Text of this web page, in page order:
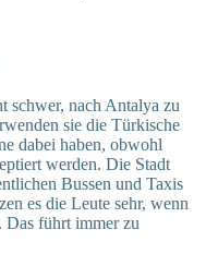
schwer, nach Antalya zu
sie die Türkische
dabei haben, obwohl
werden. Die Stadt
Bussen und Taxis
es die Leute sehr, wenn
Das führt immer zu